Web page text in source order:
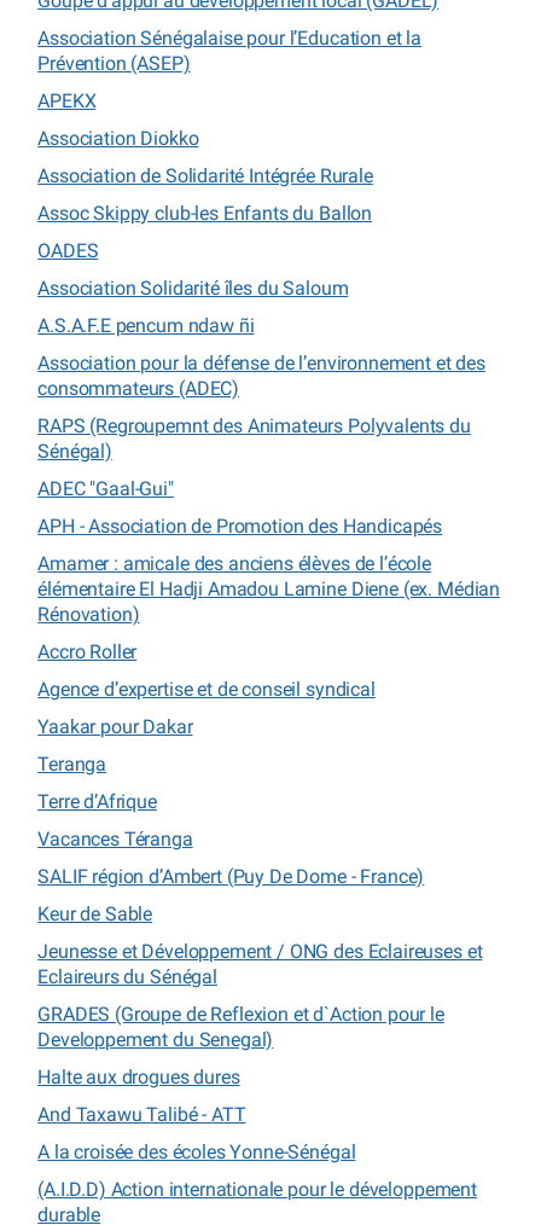
Association Sénégalaise pour l’Education et la
Prévention (ASEP)
APEKX
Association Diokko
Association de Solidarité Intégrée Rurale
Assoc Skippy club-les Enfants du Ballon
OADES
Association Solidarité îles du Saloum
A.S.A.F.E pencum ndaw ñi
Association pour la défense de l’environnement et des
consommateurs (ADEC)
RAPS (Regroupemnt des Animateurs Polyvalents du
Sénégal)
ADEC "Gaal-Gui"
APH - Association de Promotion des Handicapés
Amamer : amicale des anciens élèves de l’école
élémentaire El Hadji Amadou Lamine Diene (ex. Médian
Rénovation)
Accro Roller
Agence d’expertise et de conseil syndical
Yaakar pour Dakar
Teranga
Terre d’Afrique
Vacances Téranga
SALIF région d’Ambert (Puy De Dome - France)
Keur de Sable
Jeunesse et Développement / ONG des Eclaireuses et
Eclaireurs du Sénégal
GRADES (Groupe de Reflexion et d`Action pour le
Developpement du Senegal)
Halte aux drogues dures
And Taxawu Talibé - ATT
A la croisée des écoles Yonne-Sénégal
(A.I.D.D) Action internationale pour le développement
durable